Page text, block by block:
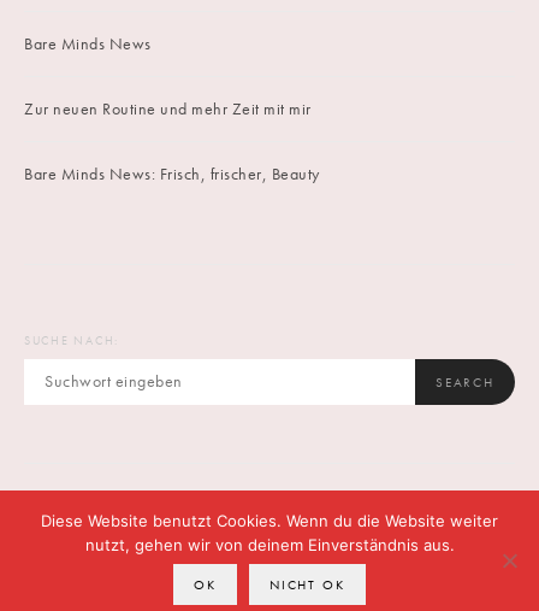
Bare Minds News
Zur neuen Routine und mehr Zeit mit mir
Bare Minds News: Frisch, frischer, Beauty
SUCHE NACH:
SEARCH
DATENSCHUTZ CONTACT
Diese Website benutzt Cookies. Wenn du die Website weiter
nutzt, gehen wir von deinem Einverständnis aus.
OK NICHT OK